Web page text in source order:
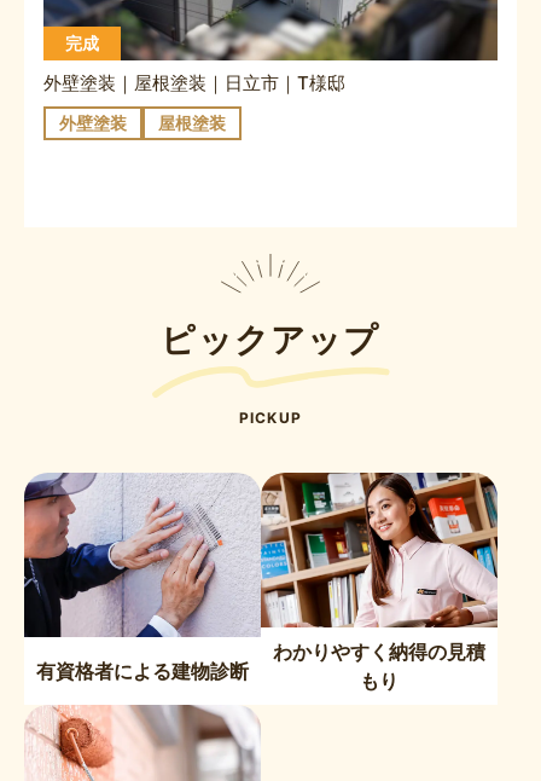
完成
外壁塗装｜屋根塗装｜日立市｜T様邸
外壁塗装 屋根塗装
ピックアップ
PICKUP
有資格者による建物診断
わかりやすく納得の見積
もり